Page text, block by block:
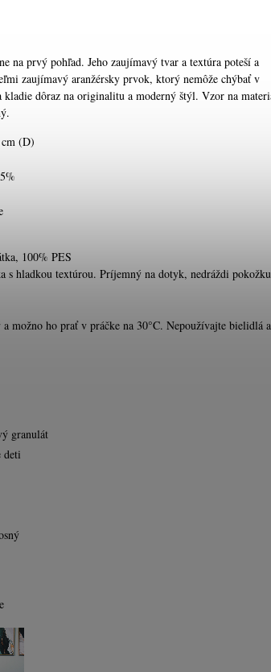
na prvý pohľad. Jeho zaujímavý tvar a textúra poteší a
zaujímavý aranžérsky prvok, ktorý nemôže chýbať v
kladie dôraz na originalitu a moderný štýl. Vzor na
(D)
100% PES
s hladkou textúrou. Príjemný na dotyk, nedráždi
možno ho prať v práčke na 30°C. Nepoužívajte bielidlá
granulát
deti